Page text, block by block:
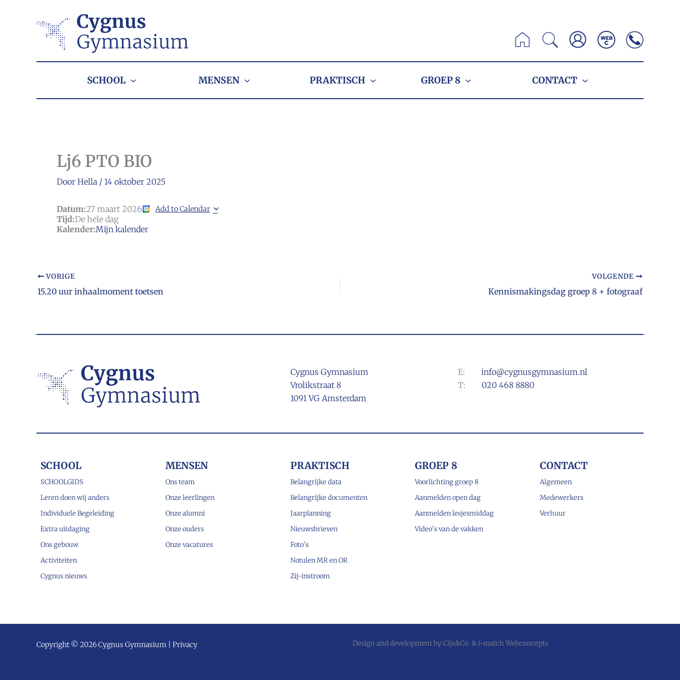
Zoeken
SCHOOL MENSEN PRAKTISCH GROEP 8 CONTACT
Lj6 PTO BIO
Door Hella / 14 oktober 2025
Datum:27 maart 2026 Add to Calendar
Tijd:De hele dag
Kalender:Mijn kalender
VORIGE
15.20 uur inhaalmoment toetsen
VOLGENDE
Kennismakingsdag groep 8 + fotograaf
Cygnus Gymnasium
Vrolikstraat 8
1091 VG Amsterdam
E:info@cygnusgymnasium.nl
T: 020 468 8880
SCHOOL
SCHOOLGIDS
Leren doen wij anders
Individuele Begeleiding
Extra uitdaging
Ons gebouw
Activiteiten
Cygnus nieuws
MENSEN
Ons team
Onze leerlingen
Onze alumni
Onze ouders
Onze vacatures
PRAKTISCH
Belangrijke data
Belangrijke documenten
Jaarplanning
Nieuwsbrieven
Foto’s
Notulen MR en OR
Zij-instroom
GROEP 8
Voorlichting groep 8
Aanmelden open dag
Aanmelden lesjesmiddag
Video’s van de vakken
CONTACT
Algemeen
Medewerkers
Verhuur
Copyright © 2026 Cygnus Gymnasium | Privacy Design and development by Cijs&Co &i-match Webconcepts